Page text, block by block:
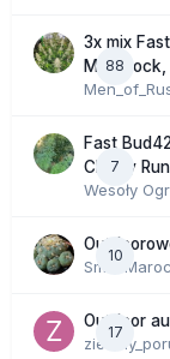
88
3x mix
7
Fast
Cherry
Wesoły
10
17
Outdoor